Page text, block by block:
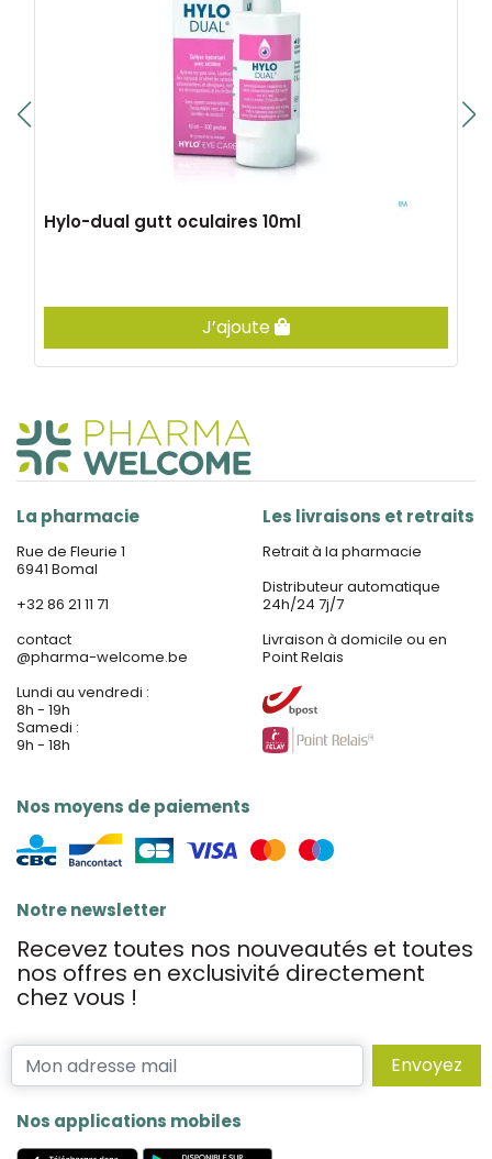
Hylo-dual gutt oculaires 10ml
J’ajoute
La pharmacie
Rue de Fleurie 1
6941 Bomal
+32 86 21 11 71
contact
@pharma-welcome.be
Lundi au vendredi :
8h - 19h
Samedi :
9h - 18h
Nos moyens de paiements
Les livraisons et retraits
Retrait à la pharmacie
Distributeur automatique
24h/24 7j/7
Livraison à domicile ou en
Point Relais
Notre newsletter
Recevez toutes nos nouveautés et toutes
nos offres en exclusivité directement
chez vous !
Envoyez
Nos applications mobiles